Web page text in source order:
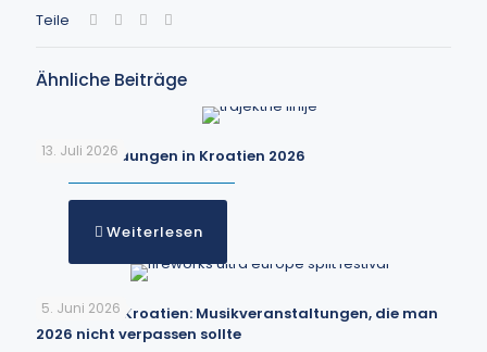
Teile
Ähnliche Beiträge
13. Juli 2026
Fährverbindungen in Kroatien 2026
Weiterlesen
5. Juni 2026
Festivals in Kroatien: Musikveranstaltungen, die man
2026 nicht verpassen sollte